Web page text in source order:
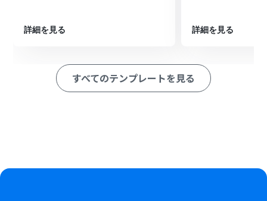
ンを設定し、発行された請求書を指定のチャンネルに送
ペレーション」：トリガー起動後、フロー内で処理を行うアク
Discordへの通知では送信先のチャンネルを自由に設定で
詳細を見る 詳細を見る
すべてのテンプレートを見る